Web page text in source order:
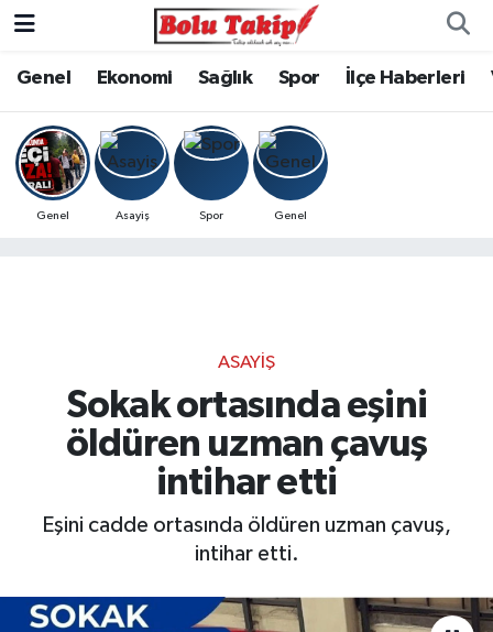
Genel Ekonomi Sağlık Spor İlçe Haberleri
Genel Asayiş Spor Genel
ASAYIŞ
Sokak ortasında eşini
öldüren uzman çavuş
intihar etti
Eşini cadde ortasında öldüren uzman çavuş,
intihar etti.